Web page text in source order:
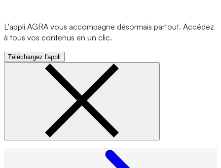
L'appli AGRA vous accompagne désormais partout. Accédez
à tous vos contenus en un clic.
Téléchargez l'appli